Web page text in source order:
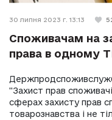
30 липня 2023 г. 13:13
Споживачам на
права в одному
"Захист прав
сферах захисту прав
товарознавства і не